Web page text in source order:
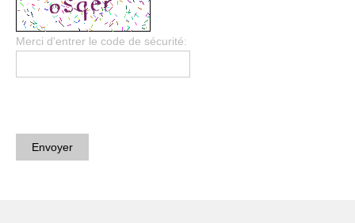
Merci d'entrer le code de sécurité:
Envoyer